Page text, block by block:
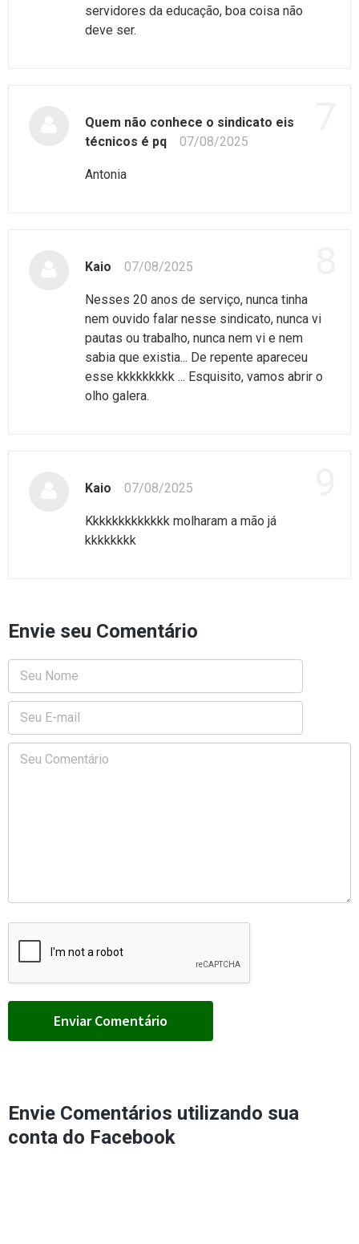
servidores da educação, boa coisa não
deve ser.
Quem não conhece o sindicato eis
técnicos é pq
07/08/2025
Antonia
Kaio 07/08/2025
Nesses 20 anos de serviço, nunca tinha
nem ouvido falar nesse sindicato, nunca vi
pautas ou trabalho, nunca nem vi e nem
sabia que existia... De repente apareceu
esse kkkkkkkkk ... Esquisito, vamos abrir o
olho galera.
Kaio 07/08/2025
Kkkkkkkkkkkkk molharam a mão já
kkkkkkkk
Envie seu Comentário
Envie Comentários utilizando sua
conta do Facebook